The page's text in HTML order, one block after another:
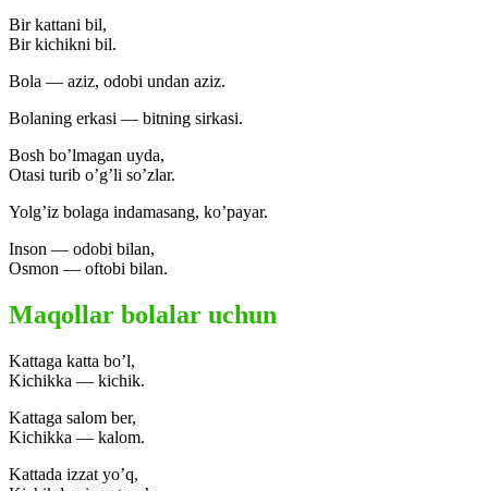
Bir kattani bil,
Bir kichikni bil.
Bola — aziz, odobi undan aziz.
Bolaning erkasi — bitning sirkasi.
Bosh bo’lmagan uyda,
Otasi turib o’g’li so’zlar.
Yolg’iz bolaga indamasang, ko’payar.
Inson — odobi bilan,
Osmon — oftobi bilan.
Maqollar bolalar uchun
Kattaga katta bo’l,
Kichikka — kichik.
Kattaga salom ber,
Kichikka — kalom.
Kattada izzat yo’q,